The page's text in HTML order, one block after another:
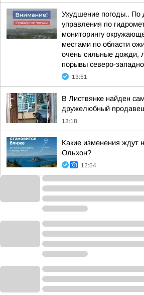
Ухудшение погоды.. По
управления по
мониторингу
местами по области
очень сильные дожди,
порывы северо-
13:51
В Листвянке найден
дружелюбный
13:18
Какие изменения ждут
Ольхон?
12:54